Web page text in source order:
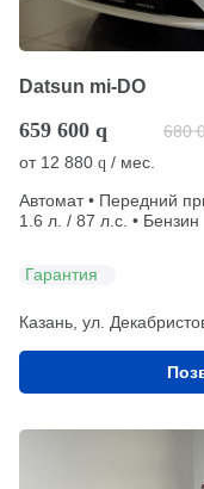
Datsun mi-DO
659 600 q 680
от 12 880 q / мес.
Автомат • Передний
1.6 л. / 87 л.с. • Бензин
Гарантия
Казань, ул.